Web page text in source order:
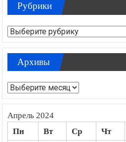
Рубрики
Рубрики
Архивы
Архивы
Апрель 2024
Пн Вт Ср Чт